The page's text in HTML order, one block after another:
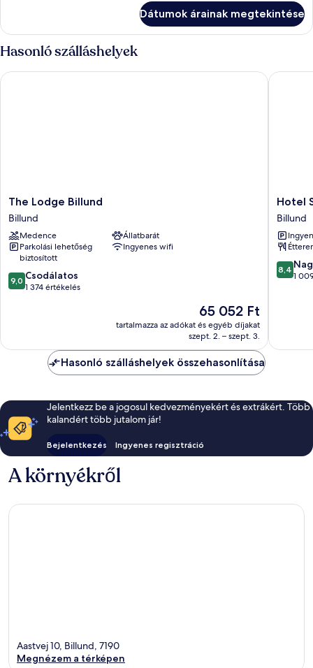
részletei
Dátumok árainak megtekintése
Hasonló szálláshelyek
The
Lodge
Billund
Billund
The Lodge Billund
Billund
Medence
Állatbarát
Parkolási lehetőség
biztosított
Ingyenes wifi
9.0
ennyiből:
9,0 Csodálatos
1 374 értékelés
Az
ár
65 052 Ft
65 052 Ft
tartalmazza az adókat és egyéb díjakat
szept. 2. – szept. 3.
The Lodge Billund
Hotel
Svanen,
Stays
&
BW
Hotel
Billund
8.4
8,4
1
Hotel
Hasonló szálláshelyek összehasonlítása
Jelentkezz be a jogosul kedvezményekért és extrákért. Több
kalandért több jutalom jár!
Bejelentkezés Ingyenes regisztráció
A környékről
Aastvej 10, Billund, 7190
Megnézem a térképen